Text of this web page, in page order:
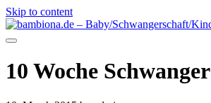
Skip to content
10 Woche Schwanger